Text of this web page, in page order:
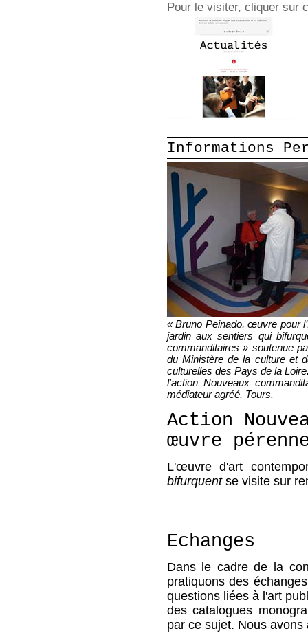
Pour le visiter, cliquer sur
Informations
« Bruno Peinado, œuvre pour
jardin aux sentiers qui
commanditaires » soutenue
du Ministère de la culture et
culturelles des Pays de la
l'action Nouveaux
médiateur agréé, Tours.
Action
œuvre
L'œuvre d'art
bifurquentse visite sur
Echanges
Dans le cadre de la
pratiquons des
questions liées à l'art
des catalogues
par ce sujet. Nous